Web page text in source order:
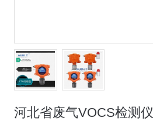
河北省废气VOCS检测仪